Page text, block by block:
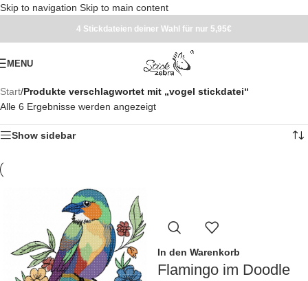
Skip to navigation Skip to main content
4 Stickdateien deiner Wahl für nur 5,95€
MENU
Start/Produkte verschlagwortet mit „vogel stickdatei“
Alle 6 Ergebnisse werden angezeigt
Show sidebar
In den Warenkorb
Flamingo im Doodle